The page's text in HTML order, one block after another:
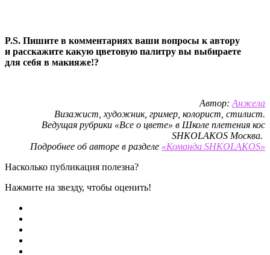
P.S. Пишите в комментариях ваши вопросы к автору
и расскажите какую цветовую палитру вы выбираете
для себя в макияже!?
Автор:Анжела
Визажист, художник, гример, колорист, стилист.
Ведущая рубрики «Все о цвете» в Школе плетения кос
SHKOLAKOS Москва.
Подробнее об авторе в разделе «Команда SHKOLAKOS»
Насколько публикация полезна?
Нажмите на звезду, чтобы оценить!